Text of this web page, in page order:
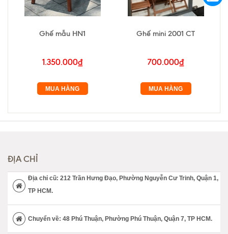
Ghế mẫu HN1
1.350.000₫
MUA HÀNG
Ghế mini 2001 CT
700.000₫
MUA HÀNG
ĐỊA CHỈ
Địa chỉ cũ: 212 Trần Hưng Đạo, Phường Nguyễn Cư Trinh, Quận 1,
TP HCM.
Chuyển về: 48 Phú Thuận, Phường Phú Thuận, Quận 7, TP HCM.